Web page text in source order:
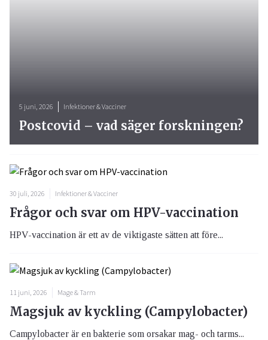
30 juli, 2026 Infektioner & Vacciner
Frågor och svar om HPV-vaccination
HPV-vaccination är ett av de viktigaste sätten att före...
11 juni, 2026 Mage & Tarm
Magsjuk av kyckling (Campylobacter)
Campylobacter är en bakterie som orsakar mag- och tarms...
5 juni, 2026 Infektioner & Vacciner
Postcovid – vad säger forskningen?